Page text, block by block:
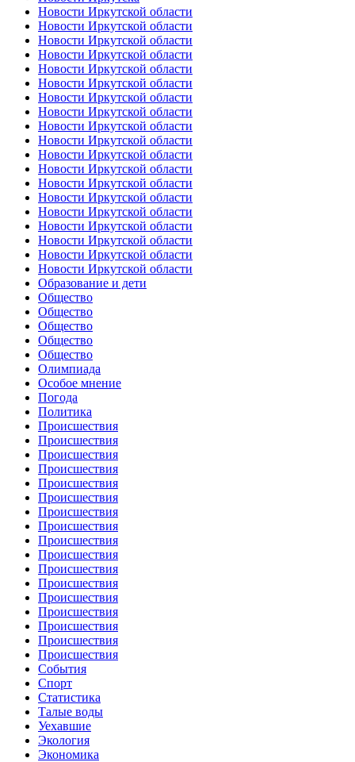
Новости Иркутской области
Новости Иркутской области
Новости Иркутской области
Новости Иркутской области
Новости Иркутской области
Новости Иркутской области
Новости Иркутской области
Новости Иркутской области
Новости Иркутской области
Новости Иркутской области
Новости Иркутской области
Новости Иркутской области
Новости Иркутской области
Новости Иркутской области
Новости Иркутской области
Новости Иркутской области
Новости Иркутской области
Новости Иркутской области
Новости Иркутской области
Образование и дети
Общество
Общество
Общество
Общество
Общество
Олимпиада
Особое мнение
Погода
Политика
Происшествия
Происшествия
Происшествия
Происшествия
Происшествия
Происшествия
Происшествия
Происшествия
Происшествия
Происшествия
Происшествия
Происшествия
Происшествия
Происшествия
Происшествия
Происшествия
Происшествия
События
Спорт
Статистика
Талые воды
Уехавшие
Экология
Экономика